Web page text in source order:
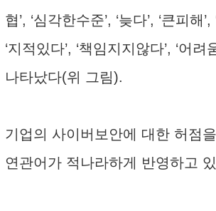
협’, ‘심각한수준’, ‘늦다’, ‘큰피해
‘지적있다’, ‘책임지지않다’, ‘어려
나타났다(위 그림).
기업의 사이버보안에 대한 허점
연관어가 적나라하게 반영하고